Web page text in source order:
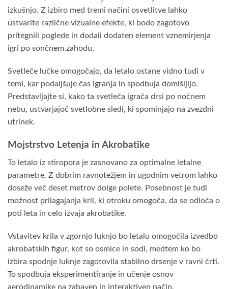
izkušnjo. Z izbiro med tremi načini osvetlitve lahko
ustvarite različne vizualne efekte, ki bodo zagotovo
pritegnili poglede in dodali dodaten element vznemirjenja
igri po sončnem zahodu.
Svetleče lučke omogočajo, da letalo ostane vidno tudi v
temi, kar podaljšuje čas igranja in spodbuja domišljijo.
Predstavljajte si, kako ta svetleča igrača drsi po nočnem
nebu, ustvarjajoč svetlobne sledi, ki spominjajo na zvezdni
utrinek.
Mojstrstvo Letenja in Akrobatike
To letalo iz stiropora je zasnovano za optimalne letalne
parametre. Z dobrim ravnotežjem in ugodnim vetrom lahko
doseže več deset metrov dolge polete. Posebnost je tudi
možnost prilagajanja kril, ki otroku omogoča, da se odloča o
poti leta in celo izvaja akrobatike.
Vstavitev krila v zgornjo luknjo bo letalu omogočila izvedbo
akrobatskih figur, kot so osmice in sodi, medtem ko bo
izbira spodnje luknje zagotovila stabilno drsenje v ravni črti.
To spodbuja eksperimentiranje in učenje osnov
aerodinamike na zabaven in interaktiven način.